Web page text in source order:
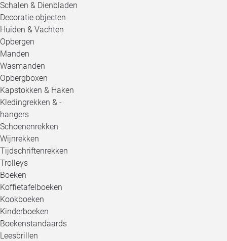
Schalen & Dienbladen
Decoratie objecten
Huiden & Vachten
Opbergen
Manden
Wasmanden
Opbergboxen
Kapstokken & Haken
Kledingrekken & -
hangers
Schoenenrekken
Wijnrekken
Tijdschriftenrekken
Trolleys
Boeken
Koffietafelboeken
Kookboeken
Kinderboeken
Boekenstandaards
Leesbrillen